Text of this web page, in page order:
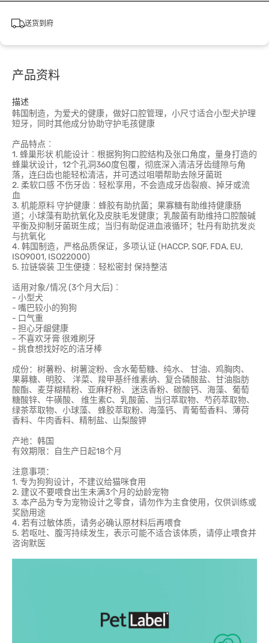
送货到府
产品资料
描述
韩国制造，为爱犬的健康，做好口腔管理，小尺寸适合小型犬护理
短牙，同时其他成分协助守护毛孩健康
产品特点︰
1. 蜂巢形状 机能设计︰根据狗狗口腔结构及张口角度，量身打造的
蜂巢状设计，12个孔洞360度包覆，彻底深入清洁牙齿缝隙与角
落，连臼齿也能轻松清洁，并可透过咀嚼帮助去除牙菌斑
2. 柔软口感 不伤牙齿︰轻松享用，不会造成牙齿裂痕、掉牙或流
血
3. 机能原料 守护健康︰蜂胶有助抗菌；果寡糖有助维持健康肠
道；小球藻有助抗氧化及皮肤毛发健康；乳酸菌有助维持口腔酸碱
平衡及抑制牙菌斑生成；当归有助促进血液循环；牡丹有助抗发炎
与抗氧化
4. 韩国制造，严格品质保证，多项认证 (HACCP, SQF, FDA, EU,
ISO9001, ISO22000)
5. 拉链袋装 卫生便捷︰轻松密封 保持整洁
适用对象/情况 (3个月大后)︰
- 小型犬
- 嘴巴较小的狗狗
- 口气重
- 担心牙龈健康
- 不喜欢牙膏 很难刷牙
- 挑食想找好吃的洁牙棒
成份：树薯粉、树薯淀粉、含水葡萄糖、纯水、 甘油、鸡胸肉、
果募糖、明胶、 洋菜、羧甲基纤维素纳、复合磷酸盐、甘油脂肪
酸酯、麦芽糊精粉、亚麻籽粉、 迷迭香粉、碳酸钙、海藻、葡萄
糖酸锌、牛磺酸、 维生素C、乳酸菌、当归萃取物、芍药萃取物、
绿茶萃取物、小球藻、 蜂胶萃取粉、海藻钙、青葡萄香料、薄荷
香料、牛肉香料、精制盐、山梨酸钾
产地：韩国
有效期限：自生产日起18个月
注意事项：
1. 专为狗狗设计，不建议给猫咪食用
2. 建议不要喂食出生未满3个月的幼龄宠物
3. 本产品为专为宠物设计之零食，请勿作为主食使用，仅供训练或
奖励用途
4. 若有过敏体质，请务必确认原材料后再喂食
5. 若呕吐、腹泻持续发生，表示可能不适合该体质，请停止喂食并
咨询默医